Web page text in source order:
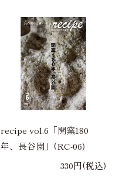
recipe vol.6「開窯180
年、長谷園」(RC-06)
330円(税込)